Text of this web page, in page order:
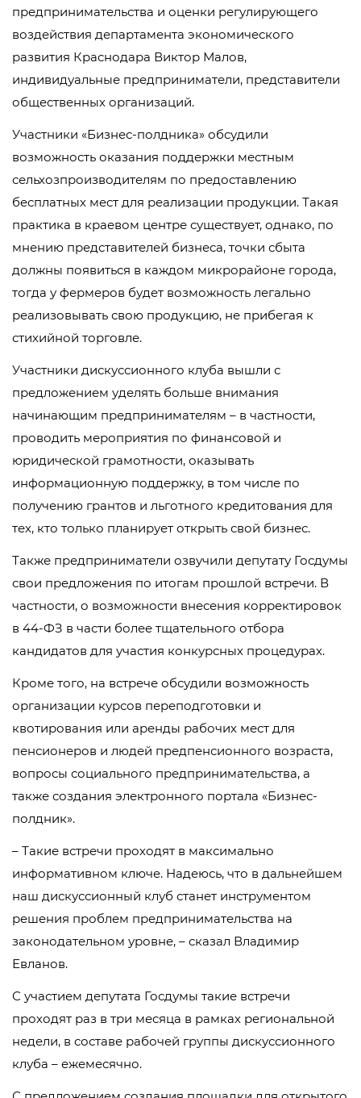
предпринимательства и оценки регулирующего
воздействия департамента экономического
развития Краснодара Виктор Малов,
индивидуальные предприниматели, представители
общественных организаций.
Участники «Бизнес-полдника» обсудили
возможность оказания поддержки местным
сельхозпроизводителям по предоставлению
бесплатных мест для реализации продукции. Такая
практика в краевом центре существует, однако, по
мнению представителей бизнеса, точки сбыта
должны появиться в каждом микрорайоне города,
тогда у фермеров будет возможность легально
реализовывать свою продукцию, не прибегая к
стихийной торговле.
Участники дискуссионного клуба вышли с
предложением уделять больше внимания
начинающим предпринимателям – в частности,
проводить мероприятия по финансовой и
юридической грамотности, оказывать
информационную поддержку, в том числе по
получению грантов и льготного кредитования для
тех, кто только планирует открыть свой бизнес.
Также предприниматели озвучили депутату Госдумы
свои предложения по итогам прошлой встречи. В
частности, о возможности внесения корректировок
в 44-ФЗ в части более тщательного отбора
кандидатов для участия конкурсных процедурах.
Кроме того, на встрече обсудили возможность
организации курсов переподготовки и
квотирования или аренды рабочих мест для
пенсионеров и людей предпенсионного возраста,
вопросы социального предпринимательства, а
также создания электронного портала «Бизнес-
полдник».
– Такие встречи проходят в максимально
информативном ключе. Надеюсь, что в дальнейшем
наш дискуссионный клуб станет инструментом
решения проблем предпринимательства на
законодательном уровне, – сказал Владимир
Евланов.
С участием депутата Госдумы такие встречи
проходят раз в три месяца в рамках региональной
недели, в составе рабочей группы дискуссионного
клуба – ежемесячно.